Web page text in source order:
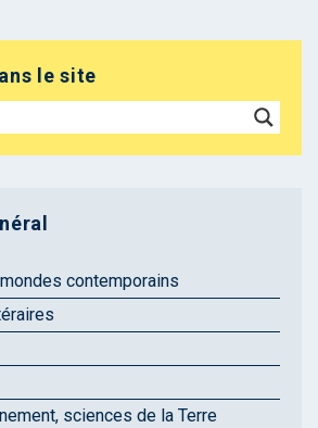
le site
contemporains
sciences de la Terre